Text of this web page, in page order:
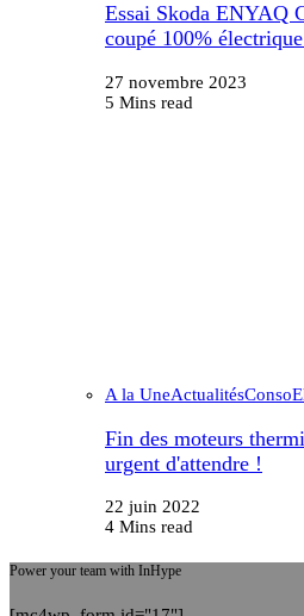
Essai Skoda ENYAQ
coupé 100%
27 novembre 2023
5 Mins read
A la UneActualitésConso
Fin des moteurs
urgent d'attendre !
22 juin 2022
4 Mins read
Power your team with InHype